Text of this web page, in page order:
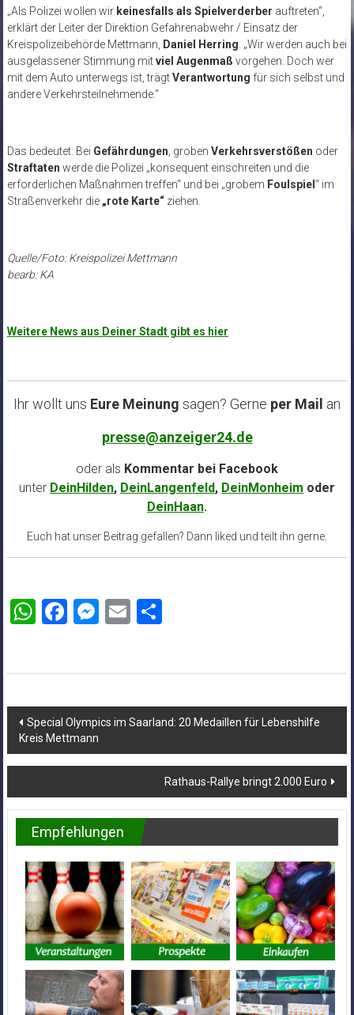
„Als Polizei wollen wir keinesfalls als Spielverderber auftreten“,
erklärt der Leiter der Direktion Gefahrenabwehr / Einsatz der
Kreispolizeibehörde Mettmann, Daniel Herring. „Wir werden auch bei
ausgelassener Stimmung mitviel Augenmaß vorgehen. Doch wer
mit dem Auto unterwegs ist, trägtVerantwortung für sich selbst und
andere Verkehrsteilnehmende.“
Das bedeutet: Bei Gefährdungen, groben Verkehrsverstößen oder
Straftaten werde die Polizei „konsequent einschreiten und die
erforderlichen Maßnahmen treffen“ und bei „grobem Foulspiel “ im
Straßenverkehr die „rote Karte“ziehen.
Quelle/Foto: Kreispolizei Mettmann
bearb: KA
Weitere News aus Deiner Stadt gibt es hier
Ihr wollt uns Eure Meinung sagen? Gerne per Mail an
presse@anzeiger24.de
oder als Kommentar bei Facebook
unter DeinHilden, DeinLangenfeld, DeinMonheim oder
DeinHaan.
Euch hat unser Beitrag gefallen? Dann liked und teilt ihn gerne.
WhatsApp
Facebook
Messenger
EmailTeilen
Beitragsnavigation
Special Olympics im Saarland: 20 Medaillen für Lebenshilfe
Kreis Mettmann
Rathaus-Rallye bringt 2.000 Euro
Empfehlungen